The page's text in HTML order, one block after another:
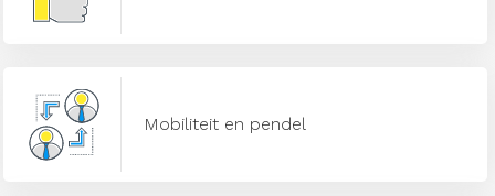
Mobiliteit en pendel